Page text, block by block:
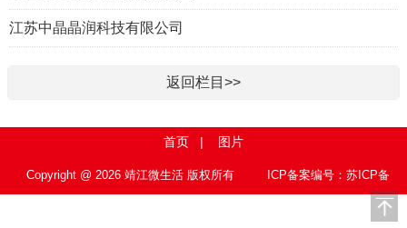
江苏中晶晶润科技有限公司
返回栏目>>
首页 | 图片
Copyright @ 2026 靖江微生活 版权所有
ICP备案编号：苏ICP备
15010767号